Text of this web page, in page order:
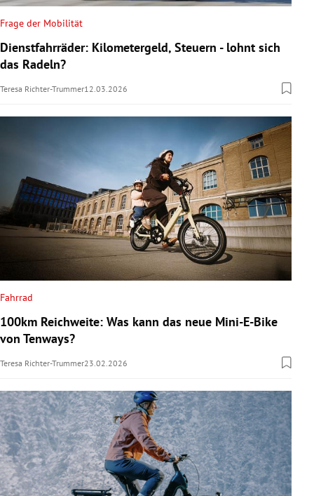
Frage der Mobilität
Dienstfahrräder: Kilometergeld, Steuern - lohnt sich
das Radeln?
Teresa Richter-Trummer12.03.2026
Fahrrad
100km Reichweite: Was kann das neue Mini-E-Bike
von Tenways?
Teresa Richter-Trummer23.02.2026